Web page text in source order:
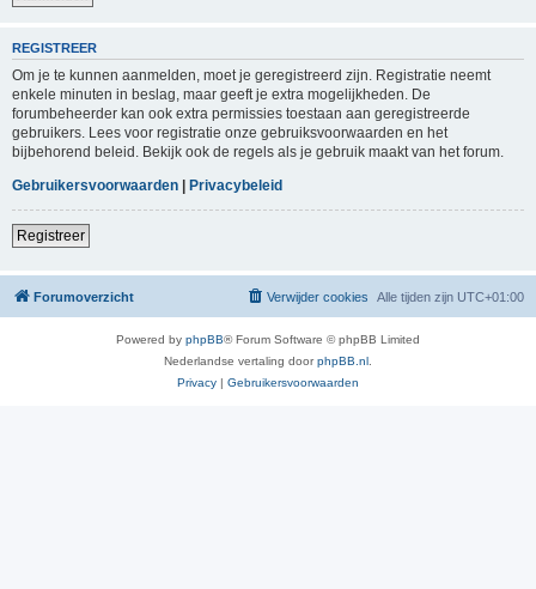
REGISTREER
Om je te kunnen aanmelden, moet je geregistreerd zijn. Registratie neemt
enkele minuten in beslag, maar geeft je extra mogelijkheden. De
forumbeheerder kan ook extra permissies toestaan aan geregistreerde
gebruikers. Lees voor registratie onze gebruiksvoorwaarden en het
bijbehorend beleid. Bekijk ook de regels als je gebruik maakt van het forum.
Gebruikersvoorwaarden
Privacybeleid
Registreer
Forumoverzicht Alle tijden zijn UTC+01:00
Verwijder cookies
Powered by phpBB® Forum Software © phpBB Limited
Nederlandse vertaling doorphpBB.nl.
Privacy | Gebruikersvoorwaarden